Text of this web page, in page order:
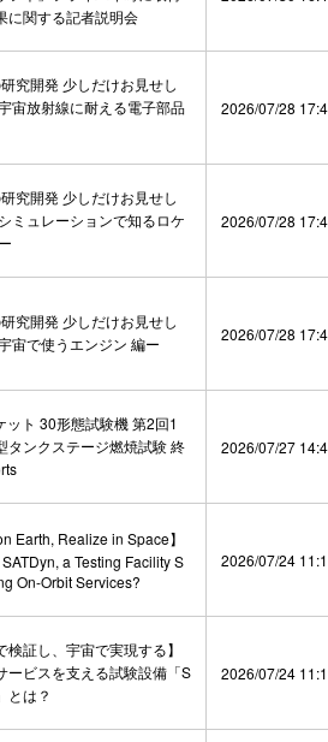
に関する記者説明会
究開発 少しだけお見せし
宙放射線に耐える電子部品
2026/07/28
究開発 少しだけお見せし
ミュレーションで知るロケ
2026/07/28
究開発 少しだけお見せし
宙で使うエンジン 編ー
2026/07/28
ット 30形態試験機 第2回1
タンクステージ燃焼試験 終
2026/07/27
Earth, Realize in Space】
a Testing Facility S
On-Orbit Services?
2026/07/24
検証し、宇宙で実現する】
ービスを支える試験設備「S
とは？
2026/07/24